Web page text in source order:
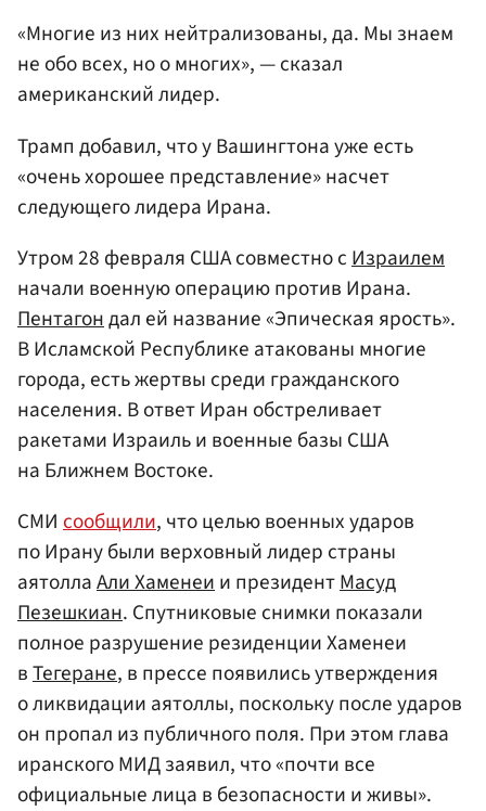
«Многие из них нейтрализованы, да. Мы знаем
не обо всех, но о многих», — сказал
американский лидер.
Трамп добавил, что у Вашингтона уже есть
«очень хорошее представление» насчет
следующего лидера Ирана.
Утром 28 февраля США совместно сИзраилем
начали военную операцию против Ирана.
Пентагондал ей название «Эпическая ярость».
В Исламской Республике атакованы многие
города, есть жертвы среди гражданского
населения. В ответ Иран обстреливает
ракетами Израиль и военные базы США
на Ближнем Востоке.
СМИ сообщили, что целью военных ударов
по Ирану были верховный лидер страны
аятоллаАли Хаменеии президентМасуд
Пезешкиан. Спутниковые снимки показали
полное разрушение резиденции Хаменеи
вТегеране, в прессе появились утверждения
о ликвидации аятоллы, поскольку после ударов
он пропал из публичного поля. При этом глава
иранского МИД заявил, что «почти все
официальные лица в безопасности и живы».